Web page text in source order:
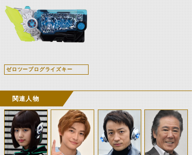
ゼロツープログライズキー
関連人物